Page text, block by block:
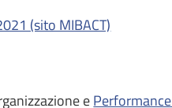
(sito MIBACT)
ePerformance